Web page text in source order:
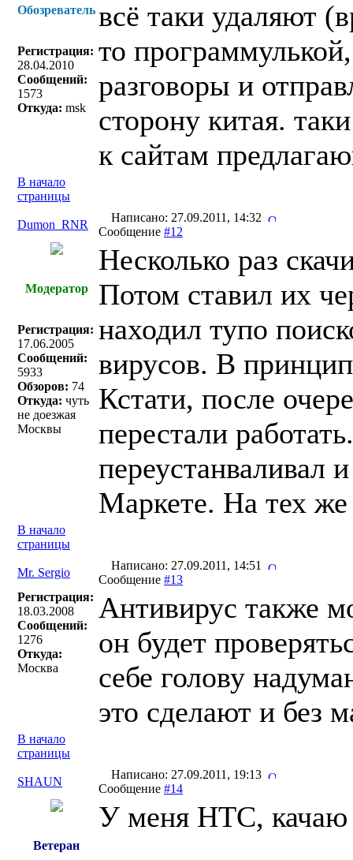
Обозреватель
Регистрация:
28.04.2010
Сообщений:
1573
Откуда: msk
всё таки удаляют
то
разговоры и
сторону китая.
к сайтам
В начало
страницы
Dumon_RNR
Написано: 27.09.2011, 14:32
Сообщение #12
Модератор
Регистрация:
17.06.2005
Сообщений:
5933
Обзоров: 74
Откуда: чуть
не доезжая
Москвы
Несколько раз
Потом ставил их
находил тупо
вирусов. В
Кстати, после
перестали
переустанваливал
Маркете. На тех
В начало
страницы
Mr. Sergio
Написано: 27.09.2011, 14:51
Сообщение #13
Регистрация:
18.03.2008
Сообщений:
1276
Откуда:
Москва
Антивирус также
он будет
себе голову
это сделают и без
В начало
страницы
SHAUN
Написано: 27.09.2011, 19:13
Сообщение #14
Ветеран
У меня HTC,